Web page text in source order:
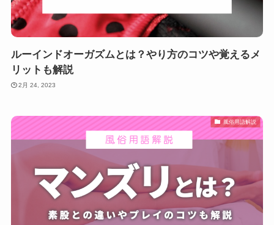
ルーインドオーガズムとは？やり方のコツや覚えるメ
リットも解説
2月 24, 2023
風俗用語解説